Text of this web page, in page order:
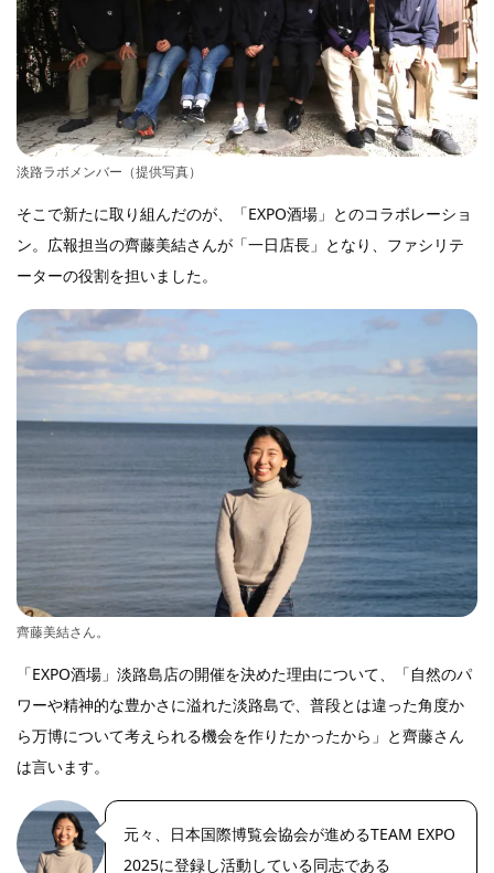
淡路ラボメンバー（提供写真）
そこで新たに取り組んだのが、「EXPO酒場」とのコラボレーショ
ン。広報担当の齊藤美結さんが「一日店長」となり、ファシリテ
ーターの役割を担いました。
齊藤美結さん。
「EXPO酒場」淡路島店の開催を決めた理由について、「自然のパ
ワーや精神的な豊かさに溢れた淡路島で、普段とは違った角度か
ら万博について考えられる機会を作りたかったから」と齊藤さん
は言います。
元々、日本国際博覧会協会が進めるTEAM EXPO
2025に登録し活動している同志である